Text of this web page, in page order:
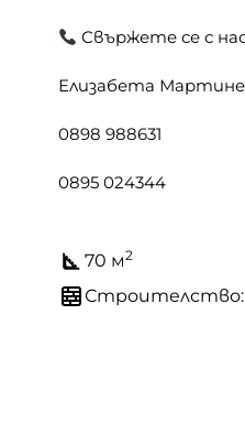
Свържете се с
Елизабета
0898 988631
0895 024344
70 м2
Строителство: